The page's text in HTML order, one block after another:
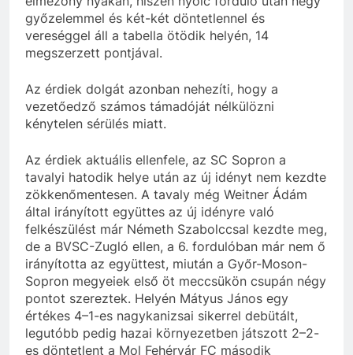
győzelemmel és két-két döntetlennel és
vereséggel áll a tabella ötödik helyén, 14
megszerzett pontjával.
Az érdiek dolgát azonban nehezíti, hogy a
vezetőedző számos támadóját nélkülözni
kénytelen sérülés miatt.
Az érdiek aktuális ellenfele, az SC Sopron a
tavalyi hatodik helye után az új idényt nem kezdte
zökkenőmentesen. A tavaly még Weitner Ádám
által irányított együttes az új idényre való
felkészülést már Németh Szabolccsal kezdte meg,
de a BVSC-Zugló ellen, a 6. fordulóban már nem ő
irányította az együttest, miután a Győr-Moson-
Sopron megyeiek első öt meccsükön csupán négy
pontot szereztek. Helyén Mátyus János egy
értékes 4–1-es nagykanizsai sikerrel debütált,
legutóbb pedig hazai környezetben játszott 2–2-
es döntetlent a Mol Fehérvár FC második